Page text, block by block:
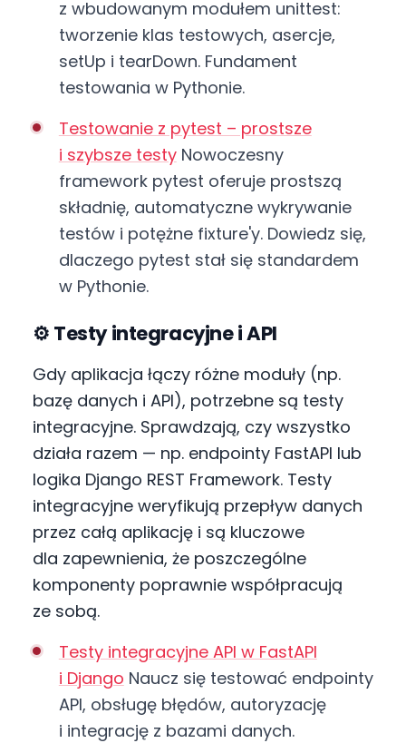
z wbudowanym modułem unittest:
tworzenie klas testowych, asercje,
setUp i tearDown. Fundament
testowania w Pythonie.
Testowanie z pytest – prostsze
i szybsze testyNowoczesny
framework pytest oferuje prostszą
składnię, automatyczne wykrywanie
testów i potężne fixture'y. Dowiedz się,
dlaczego pytest stał się standardem
w Pythonie.
⚙️ Testy integracyjne i API
Gdy aplikacja łączy różne moduły (np.
bazę danych i API), potrzebne są testy
integracyjne. Sprawdzają, czy wszystko
działa razem — np. endpointy FastAPI lub
logika Django REST Framework. Testy
integracyjne weryfikują przepływ danych
przez całą aplikację i są kluczowe
dla zapewnienia, że poszczególne
komponenty poprawnie współpracują
ze sobą.
Testy integracyjne API w FastAPI
i Django Naucz się testować endpointy
API, obsługę błędów, autoryzację
i integrację z bazami danych.